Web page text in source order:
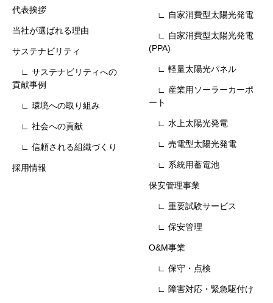
代表挨拶
当社が選ばれる理由
サステナビリティ
∟ サステナビリティへの
貢献事例
∟ 環境への取り組み
∟ 社会への貢献
∟ 信頼される組織づくり
採用情報
∟ 自家消費型太陽光発電
∟ 自家消費型太陽光発電
(PPA)
∟ 軽量太陽光パネル
∟ 産業用ソーラーカーポ
ート
∟ 水上太陽光発電
∟ 売電型太陽光発電
∟ 系統用蓄電池
保安管理事業
∟ 重要試験サービス
∟ 保安管理
O&M事業
∟ 保守・点検
∟ 障害対応・緊急駆付け